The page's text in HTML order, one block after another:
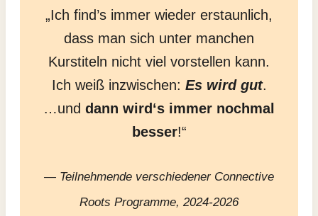
„Ich find’s immer wieder erstaunlich,
dass man sich unter manchen
Kurstiteln nicht viel vorstellen kann.
Ich weiß inzwischen: Es wird gut.
…und dann wird‘s immer nochmal
besser!“
— Teilnehmende verschiedener Connective
Roots Programme, 2024-2026